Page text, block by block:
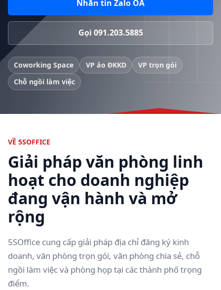
Nhắn tin Zalo OA
Gọi 091.203.5885
Coworking Space VP ảo ĐKKD
VP trọn gói
Chỗ ngồi làm việc
VỀ 5SOFFICE
Giải pháp văn phòng linh
hoạt cho doanh nghiệp
đang vận hành và mở
rộng
5SOffice cung cấp giải pháp địa chỉ đăng ký kinh
doanh, văn phòng trọn gói, văn phòng chia sẻ, chỗ
ngồi làm việc và phòng họp tại các thành phố trọng
điểm.